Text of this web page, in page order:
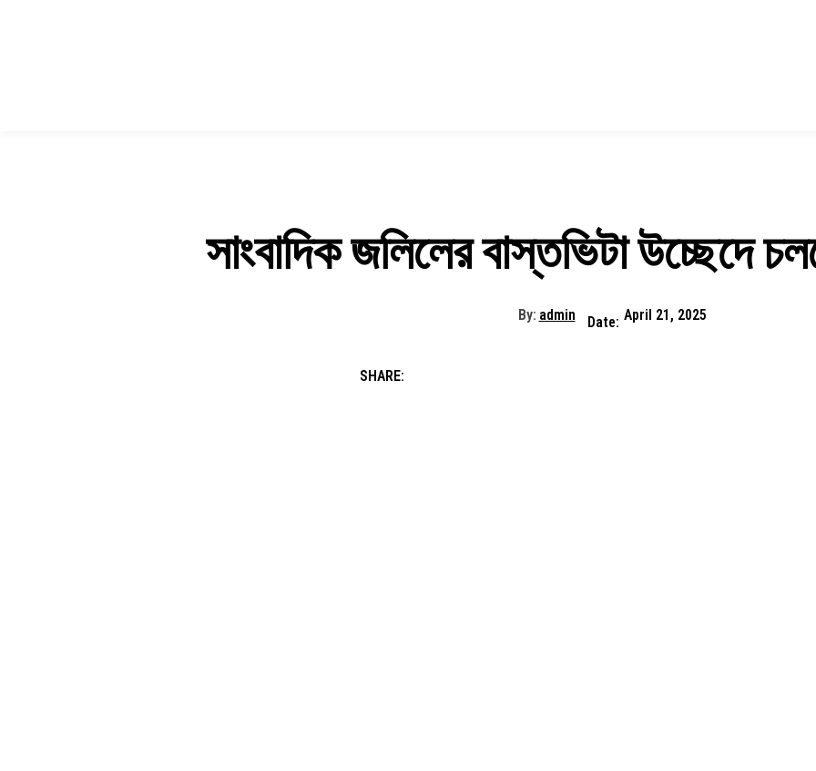
সাংবাদিক জলিলের বাস্তভিটা উচ্ছেদে
By: admin Date: April 21, 2025
SHARE: